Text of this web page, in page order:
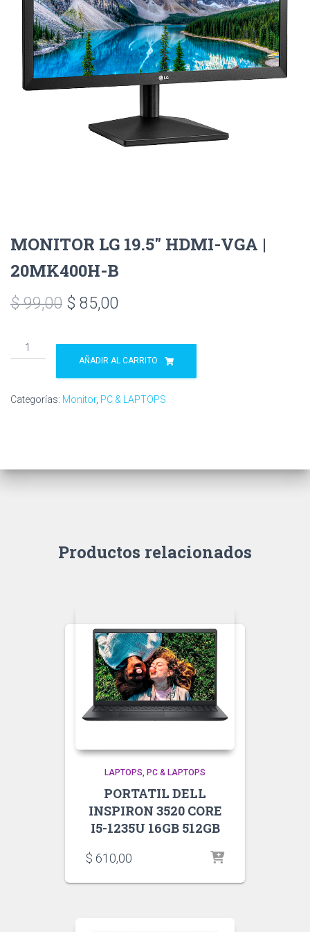
MONITOR LG 19.5″ HDMI-VGA |
20MK400H-B
$99,00 El
original
era:
$ 99,00.
$ 85,00
actual
es:
$ 85,00.
MONITOR
LG
VGA
AÑADIR AL CARRITO
Categorías: Monitor, PC & LAPTOPS
Productos relacionados
LAPTOPS PC & LAPTOPS
PORTATIL DELL
INSPIRON 3520 CORE
I5-1235U 16GB 512GB
$ 610,00